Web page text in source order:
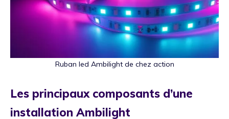
Ruban led Ambilight de chez action
Les principaux composants d’une
installation Ambilight